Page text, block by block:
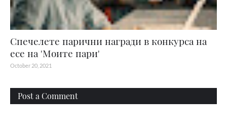
Спечелете парични награди в конкурса на
есе на 'Моите пари'
October 20, 2021
Post a Comment